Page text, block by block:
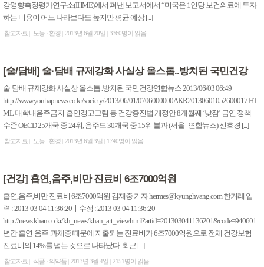
강영향측정평가연구소(IHME)에서 펴낸 보고서에서 “미국은 1인당 보건의료에 투자
하는 비용이 어느 나라보다도 높지만 평균 예상 [...]
참고자료 노동 · 환경 2013년 6월 20일 3360명이 읽음
[술/담배] 술·담배 규제강화 사실상 올스톱..방치된 국민건강
술·담배 규제강화 사실상 올스톱..방치된 국민건강연합뉴스 2013/06/03 06:49
http://www.yonhapnews.co.kr/society/2013/06/01/0706000000AKR20130601052600017.HT
ML 대학내음주금지·흡연경고그림 등 건강증진법 개정안 8개월째 ‘낮잠’ 금연 정책
수준 OECD 25개국 중 24위, 음주도 30개국 중 15위 불과 (서울=연합뉴스) 신호경 [...]
참고자료 노동 · 환경 2013년 6월 3일 1740명이 읽음
[건강] 흡연,음주,비만 진료비 6조7000억원
흡연,음주,비만 진료비 6조7000억원 김재중 기자 hermes@kyunghyang.com 한겨레 입
력 : 2013-03-04 11:36:20ㅣ수정 : 2013-03-04 11:36:20
http://news.khan.co.kr/kh_news/khan_art_view.html?artid=201303041136201&code=940601
년간 흡연·음주·과체중 때문에 지출되는 진료비가 6조7000억원으로 전체 건강보험
진료비의 14%를 넘는 것으로 나타났다. 최근 [...]
참고자료 식품 · 의약품 2013년 3월 4일 2151명이 읽음